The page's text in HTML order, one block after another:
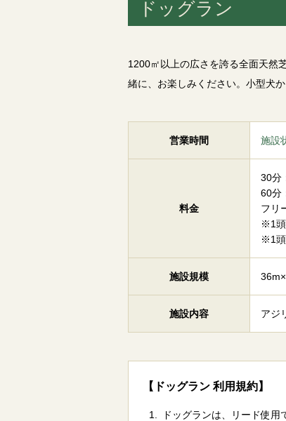
ドッグラン
1200㎡以上の広さを誇る全面天然
緒に、お楽しみください。小型犬
営業時間 施設
料金
30分
60分
フリ
※1頭
※1頭
施設規模
施設内容 アジ
【ドッグラン 利用規約】
ドッグランは、リード使用